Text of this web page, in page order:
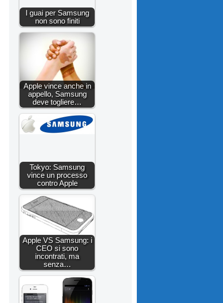
I guai per Samsung
non sono finiti
Apple vince anche in
appello, Samsung
deve togliere…
Tokyo: Samsung
vince un processo
contro Apple
Apple VS Samsung: i
CEO si sono
incontrati, ma
senza…